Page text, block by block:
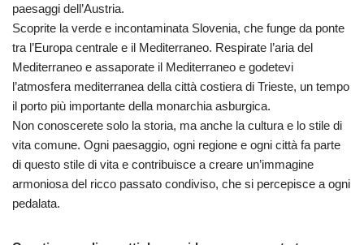
paesaggi dell’Austria.
Scoprite la verde e incontaminata Slovenia, che funge da ponte
tra l’Europa centrale e il Mediterraneo. Respirate l’aria del
Mediterraneo e assaporate il Mediterraneo e godetevi
l’atmosfera mediterranea della città costiera di Trieste, un tempo
il porto più importante della monarchia asburgica.
Non conoscerete solo la storia, ma anche la cultura e lo stile di
vita comune. Ogni paesaggio, ogni regione e ogni città fa parte
di questo stile di vita e contribuisce a creare un’immagine
armoniosa del ricco passato condiviso, che si percepisce a ogni
pedalata.